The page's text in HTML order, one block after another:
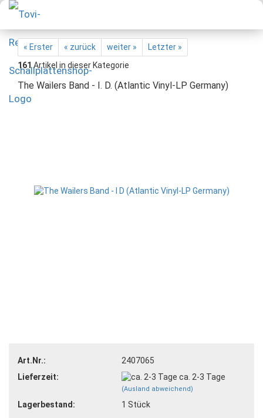
« Erster « zurück weiter »
Letzter »
161Artikel in dieser Kategorie
The Wailers Band - I. D. (Atlantic Vinyl-LP Germany)
Art.Nr.:
2407065
Lieferzeit:
ca. 2-3 Tage
(Ausland abweichend)
Lagerbestand: 1 Stück